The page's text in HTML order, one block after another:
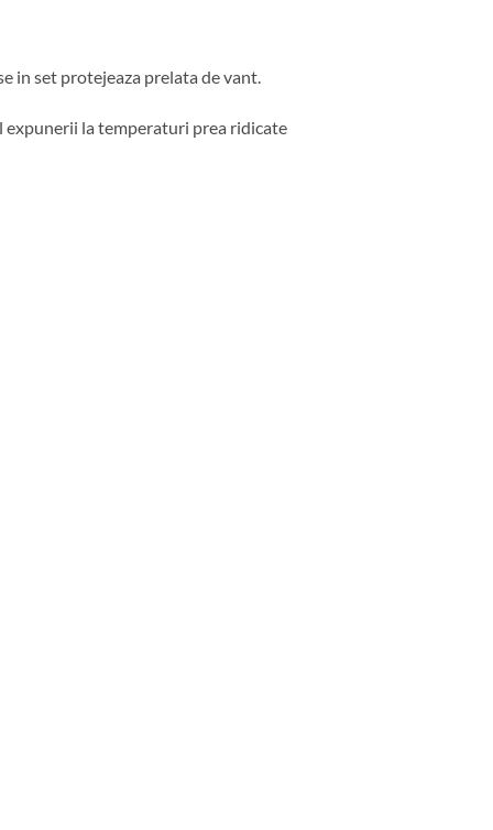
in set protejeaza prelata de vant.
expunerii la temperaturi prea ridicate